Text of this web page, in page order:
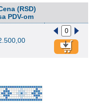
(RSD)
PDV-om